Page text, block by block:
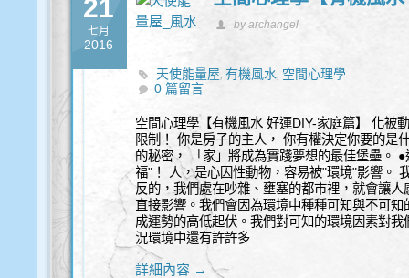
21
七月
2016
by archangel
天使能量屋,有機風水, 空間心理學
0 篇留言
空間心理學【有機風水 好運DIY-家庭篇】 化被
限制！ 你是房子的主人， 你有權決定你要的是
的秘密， 「家」將成為實踐夢想的最佳堡壘。
福"！ 人，是心因性動物，容易被"環境"影響。
反的，我們處在吵雜、壅塞的都市裡，就會讓
直接影響。我們會因為環境中種種可知與不可
成運勢的高低起伏。我們對可知的環境因素對
況環境中還有許許多
詳細內容 →